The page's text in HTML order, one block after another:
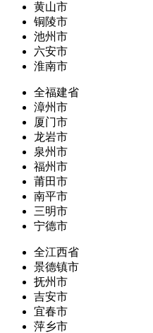
黄山市
铜陵市
池州市
六安市
淮南市
全福建省
漳州市
厦门市
龙岩市
泉州市
福州市
莆田市
南平市
三明市
宁德市
全江西省
景德镇市
抚州市
吉安市
宜春市
萍乡市